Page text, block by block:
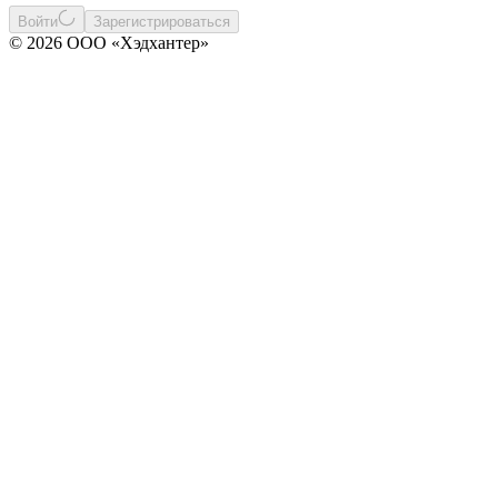
Войти Зарегистрироваться
© 2026 ООО «Хэдхантер»